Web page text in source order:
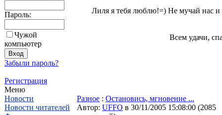
Пароль:
Чужой
компьютер
Забыли пароль?
Регистрация
Меню
Новости
Новости читателей
Лиля я тебя люблю!=) Не мучай нас и
Всем удачи,
Разное : Остановись, мгновение ...
Автор: UFFO в 30/11/2005 15:08:00 (2085